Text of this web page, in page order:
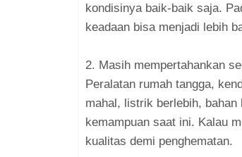
kondisinya baik-baik saja.
keadaan bisa menjadi lebih
2. Masih mempertahankan
Peralatan rumah tangga,
mahal, listrik berlebih,
kemampuan saat ini. Kalau
kualitas demi penghematan.